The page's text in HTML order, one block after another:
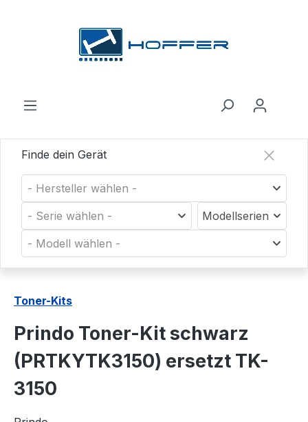
Finde dein Gerät
- Hersteller wählen -
- Serie wählen -
Modellserien
- Modell wählen -
Toner-Kits
Prindo Toner-Kit schwarz
(PRTKYTK3150) ersetzt TK-
3150